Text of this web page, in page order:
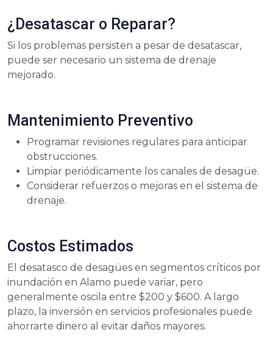
¿Desatascar o Reparar?
Si los problemas persisten a pesar de desatascar,
puede ser necesario un sistema de drenaje
mejorado.
Mantenimiento Preventivo
Programar revisiones regulares para anticipar
obstrucciones.
Limpiar periódicamente los canales de desagüe.
Considerar refuerzos o mejoras en el sistema de
drenaje.
Costos Estimados
El desatasco de desagües en segmentos críticos por
inundación en Alamo puede variar, pero
generalmente oscila entre $200 y $600. A largo
plazo, la inversión en servicios profesionales puede
ahorrarte dinero al evitar daños mayores.